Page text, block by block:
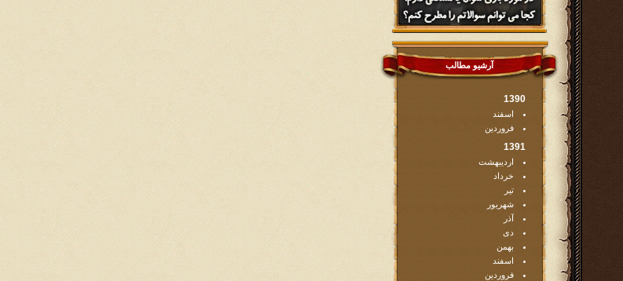
آرشیو مطالب
1390
اسفند
فروردین
1391
اردیبهشت
خرداد
تیر
شهریور
آذر
دی
بهمن
اسفند
فروردین